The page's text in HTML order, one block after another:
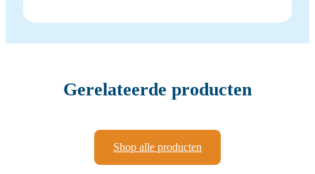
Gerelateerde producten
Shop alle producten